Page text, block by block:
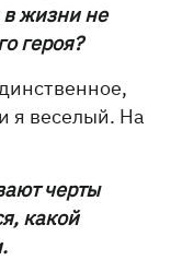
в жизни не
героя?
я веселый. На
черты
какой